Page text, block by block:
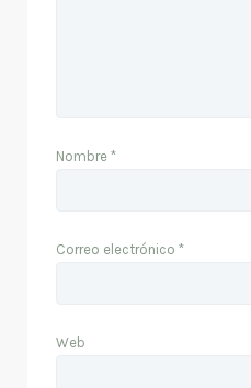
Nombre *
Correo electrónico *
Web